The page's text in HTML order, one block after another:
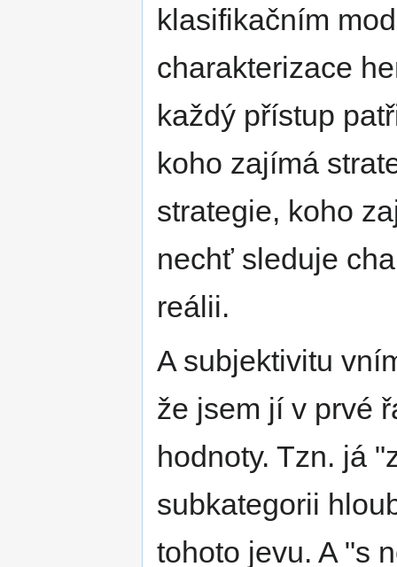
klasifikačním
charakterizace
každý přístup
koho zajímá
strategie, koho
nechť sleduje
reálii.
A subjektivitu
že jsem jí v prvé
hodnoty. Tzn. já
subkategorii
tohoto jevu. A "s